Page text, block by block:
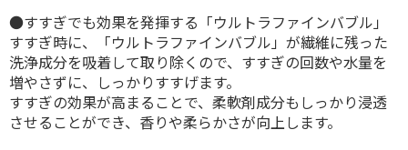
●すすぎでも効果を発揮する「ウルトラファインバブル」
すすぎ時に、「ウルトラファインバブル」が繊維に残った
洗浄成分を吸着して取り除くので、すすぎの回数や水量を
増やさずに、しっかりすすげます。
すすぎの効果が高まることで、柔軟剤成分もしっかり浸透
させることができ、香りや柔らかさが向上します。